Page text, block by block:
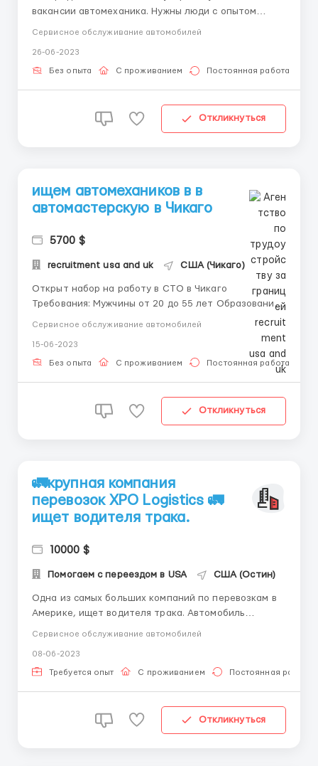
вакансии автомеханика. Нужны люди с опытом
8:30 до 19:00 Оплата идёт по часово от 19 до 25$/
час Рабочую одежду выдают. Есть проживание для
Сервисное обслуживание автомобилей
26-06-2023
Без опыта С проживанием Постоянная работа
Откликнуться
ищем автомехаников в в
автомастерскую в Чикаго
5700 $
recruitment usa and uk США (Чикаго)
Открыт набор на работу в СТО в Чикаго
Требования: Мужчины от 20 до 55 лет Образование
автомеханика Ответсвенное отношение к работе
машин Уборка рабочего места График работы:
График работы 3/3, смена с 8:00 до 20:00 Выплаты
Сервисное обслуживание автомобилей
15-06-2023
Без опыта С проживанием Постоянная работа
Откликнуться
🚛крупная компания
перевозок XPO Logistics 🚛
ищет водителя трака.
10000 $
Помогаем с переездом в USA США (Остин)
Одна из самых больших компаний по перевозкам в
Америке, ищет водителя трака. Автомобиль
новые, обслуживание и бензин за счет компании.
Требования: Возраст от 20 до 50 лет Не иметь
Сервисное обслуживание автомобилей
08-06-2023
Требуется опыт С проживанием Постоянная работа
Откликнуться